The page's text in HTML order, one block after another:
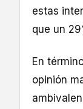
estas
que un
En
opinión